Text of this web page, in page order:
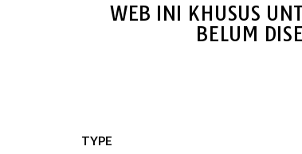
WEB INI KHUSUS
BELUM
TYPE